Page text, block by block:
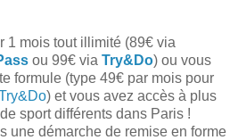
1 mois tout illimité (89€ via
ou 99€ via Try&Do) ou vous
formule (type 49€ par mois pour
) et vous avez accès à plus
sport différents dans Paris !
une démarche de remise en forme